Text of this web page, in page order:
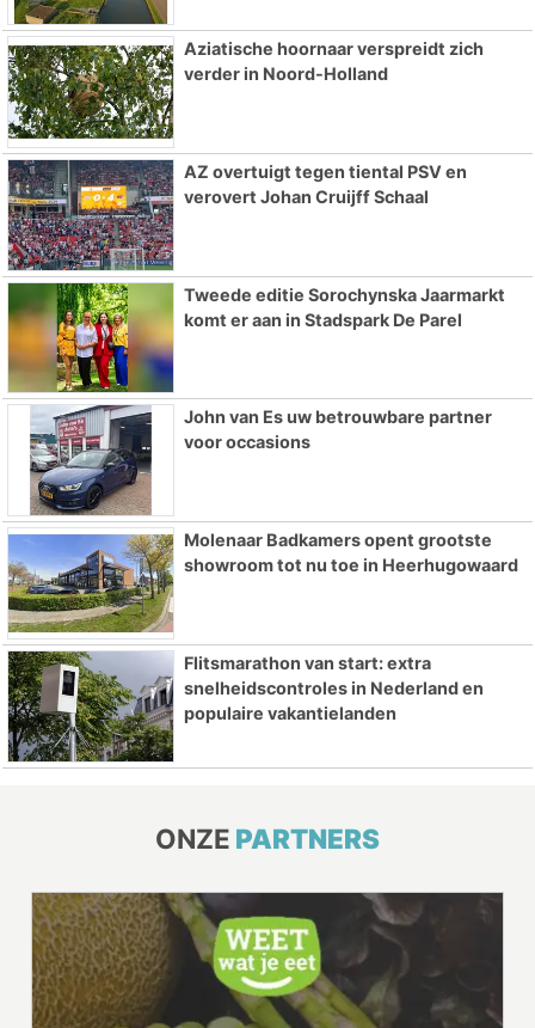
Aziatische hoornaar verspreidt zich
verder in Noord-Holland
AZ overtuigt tegen tiental PSV en
verovert Johan Cruijff Schaal
Tweede editie Sorochynska Jaarmarkt
komt er aan in Stadspark De Parel
John van Es uw betrouwbare partner
voor occasions
Molenaar Badkamers opent grootste
showroom tot nu toe in Heerhugowaard
Flitsmarathon van start: extra
snelheidscontroles in Nederland en
populaire vakantielanden
ONZE PARTNERS